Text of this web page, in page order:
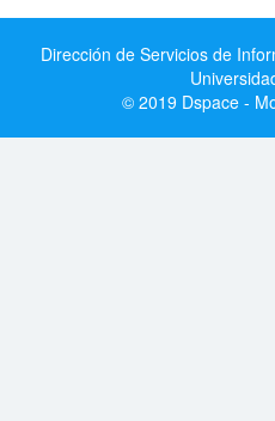
Dirección de Servicios de
© 2019 Dspace -